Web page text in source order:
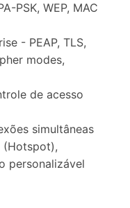
PSK, WEP, MAC
- PEAP, TLS,
modes,
de acesso
simultâneas
personalizável